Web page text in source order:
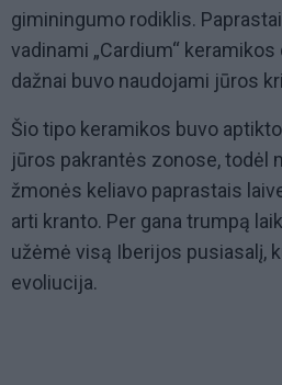
giminingumo rodiklis.
vadinami „Cardium“
dažnai buvo naudojami jūros
Šio tipo keramikos buvo
jūros pakrantės zonose, todėl
žmonės keliavo paprastais
arti kranto. Per gana trumpą
užėmė visą Iberijos pusiasalį,
evoliucija.